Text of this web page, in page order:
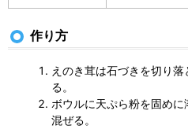
作り方
えのき茸は石づきを切り
る。
ボウルに天ぷら粉を固め
混ぜる。